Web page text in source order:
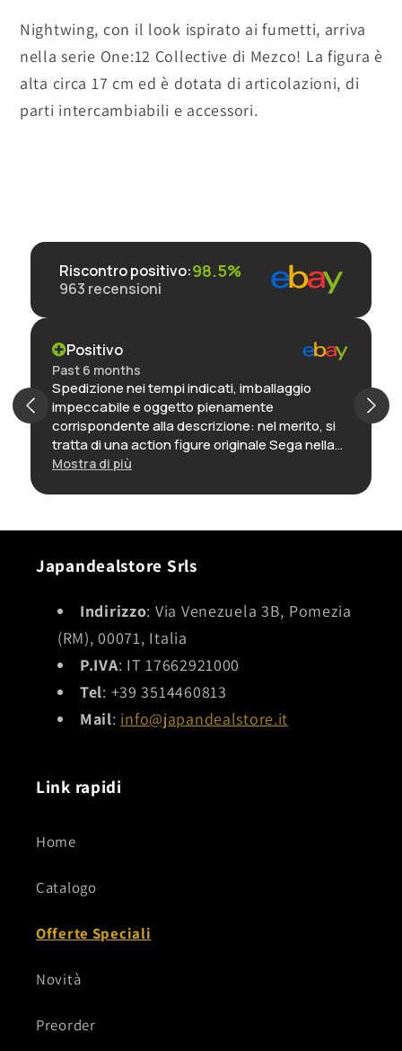
Nightwing, con il look ispirato ai fumetti, arriva
nella serie One:12 Collective di Mezco! La figura è
alta circa 17 cm ed è dotata di articolazioni, di
parti intercambiabili e accessori.
Riscontro positivo:98.5%
963 recensioni
Positivo
Past 6 months
Spedizione nei tempi indicati, imballaggio
impeccabile e oggetto pienamente
corrispondente alla descrizione: nel merito, si
tratta di una action figure originale Sega nella
sua confezione, ancora incartata, ed è
migliori realizzazioni di questo personaggio. In
interessante.
Mostra di più
Japandealstore Srls
Indirizzo: Via Venezuela 3B, Pomezia
(RM), 00071, Italia
P.IVA: IT 17662921000
Tel: +39 3514460813
Mail: info@japandealstore.it
Link rapidi
Home
Catalogo
Offerte Speciali
Novità
Preorder